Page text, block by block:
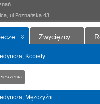
ul.Poznańska 43
Zwycięzcy
Kobiety
Mężczyźni